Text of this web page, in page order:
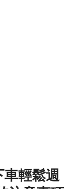
車輕鬆週